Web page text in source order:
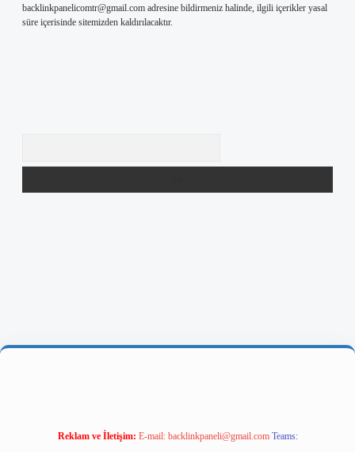
backlinkpanelicomtr@gmail.com adresine bildirmeniz halinde, ilgili içerikler yasal
süre içerisinde sitemizden kaldırılacaktır.
giriş
Reklam ve İletişim: E-mail: backlinkpaneli@gmail.com Teams: